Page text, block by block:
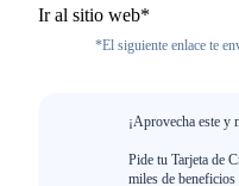
Ir al sitio web*
*El siguiente enlace te
¡Aprovecha este y
Pide tu Tarjeta de
miles de beneficios